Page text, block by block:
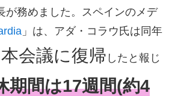
が務めました。スペインのメデ
」は、アダ・コラウ氏は同年
会議に復帰 したと報じ
期間は17週間(約4